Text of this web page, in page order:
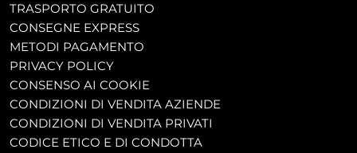
TRASPORTO GRATUITO
CONSEGNE EXPRESS
METODI PAGAMENTO
PRIVACY POLICY
CONSENSO AI COOKIE
CONDIZIONI DI VENDITA AZIENDE
CONDIZIONI DI VENDITA PRIVATI
CODICE ETICO E DI CONDOTTA